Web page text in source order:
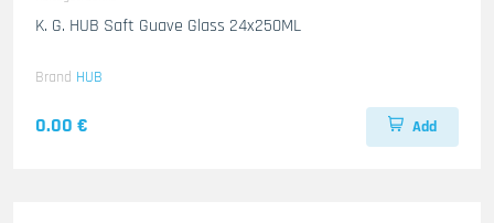
K. G. HUB Saft Guave Glass 24x250ML
Brand HUB
0.00 € Add